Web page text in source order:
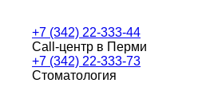
+7 (342) 22-333-44
Call-центр в Перми
+7 (342) 22-333-73
Стоматология